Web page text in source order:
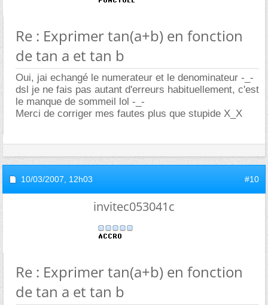
Re : Exprimer tan(a+b) en fonction
de tan a et tan b
Oui, jai echangé le numerateur et le denominateur -_-
dsl je ne fais pas autant d'erreurs habituellement, c'est
le manque de sommeil lol -_-
Merci de corriger mes fautes plus que stupide X_X
10/03/2007, 12h03 #10
invitec053041c
Re : Exprimer tan(a+b) en fonction
de tan a et tan b